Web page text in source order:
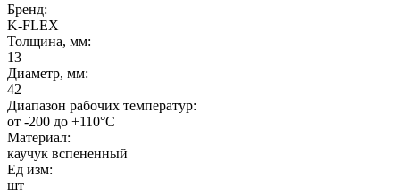
Бренд:
K-FLEX
Толщина, мм:
13
Диаметр, мм:
42
Диапазон рабочих температур:
от -200 до +110°C
Материал:
каучук вспененный
Ед изм:
шт